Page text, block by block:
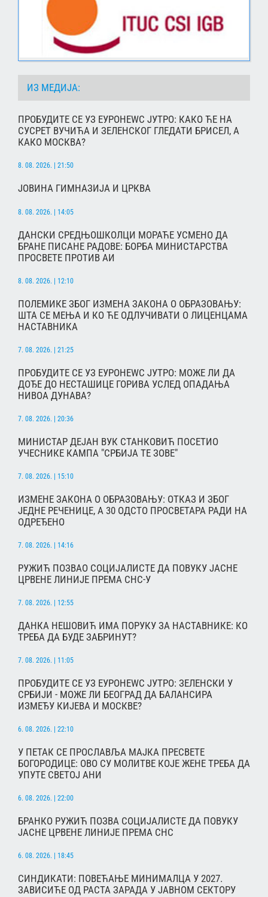
ИЗ МЕДИЈА:
ПРОБУДИТЕ СЕ УЗ ЕУРОНЕWС ЈУТРО: КАКО ЋЕ НА
СУСРЕТ ВУЧИЋА И ЗЕЛЕНСКОГ ГЛЕДАТИ БРИСЕЛ, А
КАКО МОСКВА?
8. 08. 2026. | 21:50
ЈОВИНА ГИМНАЗИЈА И ЦРКВА
8. 08. 2026. | 14:05
ДАНСКИ СРЕДЊОШКОЛЦИ МОРАЋЕ УСМЕНО ДА
БРАНЕ ПИСАНЕ РАДОВЕ: БОРБА МИНИСТАРСТВА
ПРОСВЕТЕ ПРОТИВ АИ
8. 08. 2026. | 12:10
ПОЛЕМИКЕ ЗБОГ ИЗМЕНА ЗАКОНА О ОБРАЗОВАЊУ:
ШТА СЕ МЕЊА И КО ЋЕ ОДЛУЧИВАТИ О ЛИЦЕНЦАМА
НАСТАВНИКА
7. 08. 2026. | 21:25
ПРОБУДИТЕ СЕ УЗ ЕУРОНЕWС ЈУТРО: МОЖЕ ЛИ ДА
ДОЂЕ ДО НЕСТАШИЦЕ ГОРИВА УСЛЕД ОПАДАЊА
НИВОА ДУНАВА?
7. 08. 2026. | 20:36
МИНИСТАР ДЕЈАН ВУК СТАНКОВИЋ ПОСЕТИО
УЧЕСНИКЕ КАМПА "СРБИЈА ТЕ ЗОВЕ"
7. 08. 2026. | 15:10
ИЗМЕНЕ ЗАКОНА О ОБРАЗОВАЊУ: ОТКАЗ И ЗБОГ
ЈЕДНЕ РЕЧЕНИЦЕ, А 30 ОДСТО ПРОСВЕТАРА РАДИ НА
ОДРЕЂЕНО
7. 08. 2026. | 14:16
РУЖИЋ ПОЗВАО СОЦИЈАЛИСТЕ ДА ПОВУКУ ЈАСНЕ
ЦРВЕНЕ ЛИНИЈЕ ПРЕМА СНС-У
7. 08. 2026. | 12:55
ДАНКА НЕШОВИЋ ИМА ПОРУКУ ЗА НАСТАВНИКЕ: КО
ТРЕБА ДА БУДЕ ЗАБРИНУТ?
7. 08. 2026. | 11:05
ПРОБУДИТЕ СЕ УЗ ЕУРОНЕWС ЈУТРО: ЗЕЛЕНСКИ У
СРБИЈИ - МОЖЕ ЛИ БЕОГРАД ДА БАЛАНСИРА
ИЗМЕЂУ КИЈЕВА И МОСКВЕ?
6. 08. 2026. | 22:10
У ПЕТАК СЕ ПРОСЛАВЉА МАЈКА ПРЕСВЕТЕ
БОГОРОДИЦЕ: ОВО СУ МОЛИТВЕ КОЈЕ ЖЕНЕ ТРЕБА ДА
УПУТЕ СВЕТОЈ АНИ
6. 08. 2026. | 22:00
БРАНКО РУЖИЋ ПОЗВА СОЦИЈАЛИСТЕ ДА ПОВУКУ
ЈАСНЕ ЦРВЕНЕ ЛИНИЈЕ ПРЕМА СНС
6. 08. 2026. | 18:45
СИНДИКАТИ: ПОВЕЋАЊЕ МИНИМАЛЦА У 2027.
ЗАВИСИЋЕ ОД РАСТА ЗАРАДА У ЈАВНОМ СЕКТОРУ